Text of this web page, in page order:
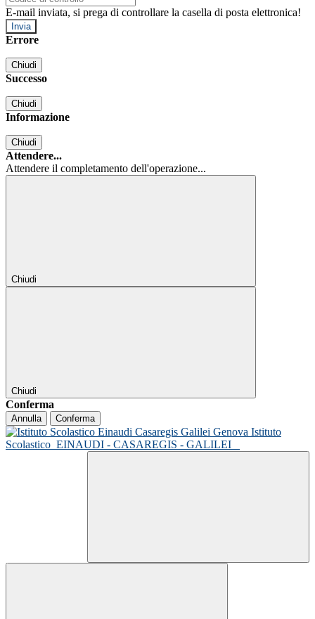
E-mail inviata, si prega di controllare la casella di posta elettronica!
Errore
Chiudi
Successo
Chiudi
Informazione
Chiudi
Attendere...
Attendere il completamento dell'operazione...
Chiudi
Chiudi
Conferma
Annulla Conferma
Istituto
Scolastico EINAUDI - CASAREGIS - GALILEI